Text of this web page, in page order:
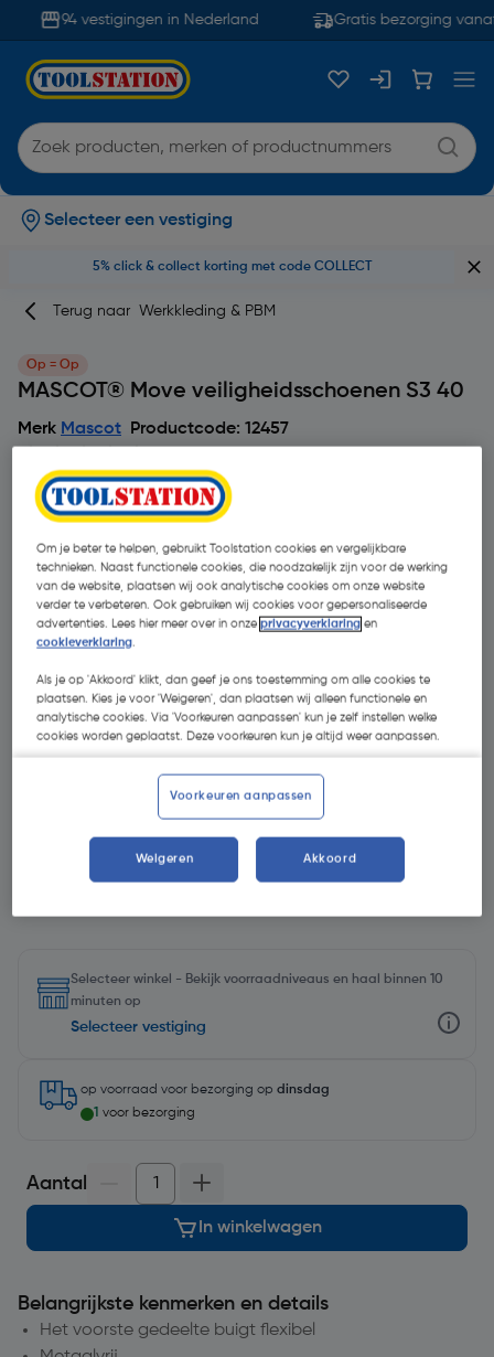
94 vestigingen in Nederland Gratis bezorging vanaf
Selecteer een vestiging
5% click & collect korting met code COLLECT
Terug naar Werkkleding & PBM
Op = Op
MASCOT® Move veiligheidsschoenen S3 40
Merk Mascot Productcode: 12457
- 30 %
Selecteer winkel - Bekijk voorraadniveaus en haal binnen 10
minuten op
Selecteer vestiging
op voorraad voor bezorging op dinsdag
1 voor bezorging
Aantal
In winkelwagen
Belangrijkste kenmerken en details
Het voorste gedeelte buigt flexibel
Om je beter te helpen, gebruikt Toolstation cookies en vergelijkbare
technieken. Naast functionele cookies, die noodzakelijk zijn voor de werking
van de website, plaatsen wij ook analytische cookies om onze website
verder te verbeteren. Ook gebruiken wij cookies voor gepersonaliseerde
advertenties. Lees hier meer over in onzeprivacyverklaring en
cookieverklaring.
Als je op 'Akkoord' klikt, dan geef je ons toestemming om alle cookies te
plaatsen. Kies je voor 'Weigeren', dan plaatsen wij alleen functionele en
analytische cookies. Via 'Voorkeuren aanpassen' kun je zelf instellen welke
cookies worden geplaatst. Deze voorkeuren kun je altijd weer aanpassen.
Voorkeuren aanpassen
Weigeren Akkoord